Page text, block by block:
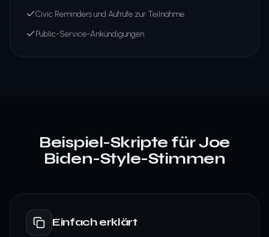
Civic Reminders und Aufrufe zur Teilnahme
Public-Service-Ankündigungen
Beispiel-Skripte für Joe
Biden-Style-Stimmen
Einfach erklärt